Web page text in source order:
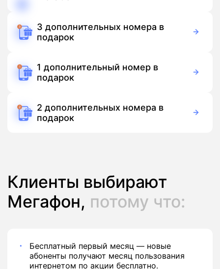
3 дополнительных номера в
подарок
1 дополнительный номер в
подарок
2 дополнительных номера в
подарок
Клиенты выбирают
Мегафон, потому что:
Бесплатный первый месяц — новые
абоненты получают месяц пользования
интернетом по акции бесплатно.